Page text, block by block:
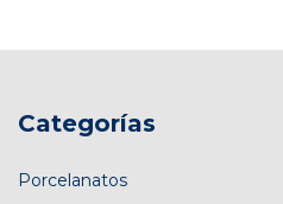
Categorías
Porcelanatos